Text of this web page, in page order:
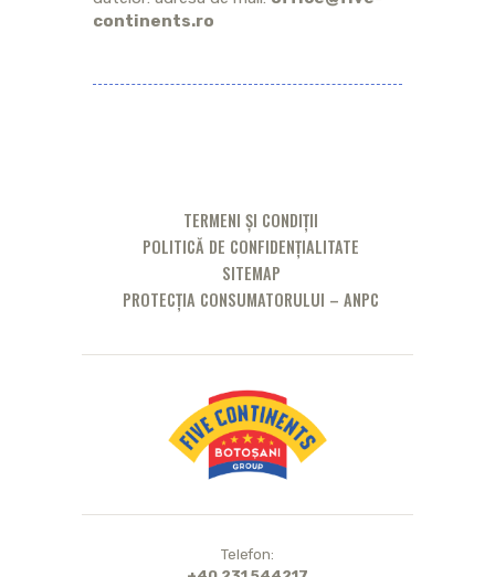
continents.ro
TERMENI ȘI CONDIȚII
POLITICĂ DE CONFIDENȚIALITATE
SITEMAP
PROTECȚIA CONSUMATORULUI – ANPC
Telefon: